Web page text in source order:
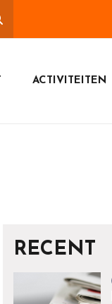
ACTIVITEITEN
RECENT